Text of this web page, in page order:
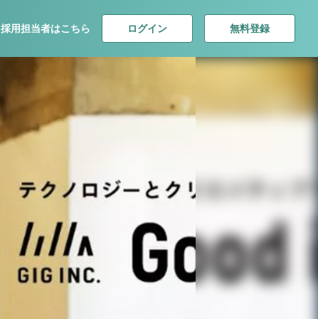
採用担当者はこちら ログイン 無料登録